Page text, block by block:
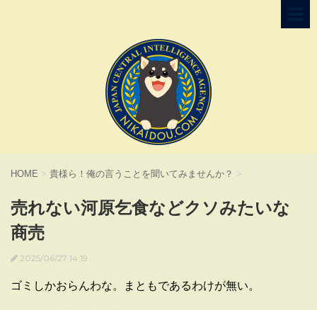
HOME > 貴様ら！俺の言うことを聞いてみませんか？ >
売れない河原乞食などクソみたいな
商売
2025/06/27 14:19
ゴミしかおらんわな。まともであるわけが無い。